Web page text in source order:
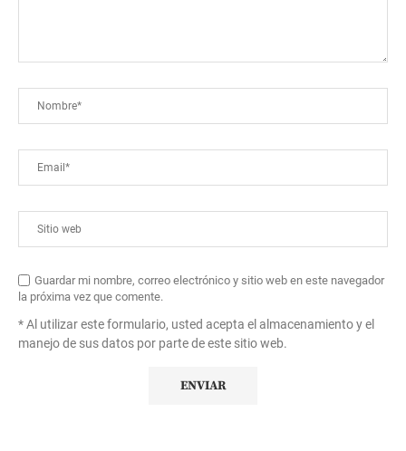
Guardar mi nombre, correo electrónico y sitio web en este navegador
la próxima vez que comente.
* Al utilizar este formulario, usted acepta el almacenamiento y el
manejo de sus datos por parte de este sitio web.